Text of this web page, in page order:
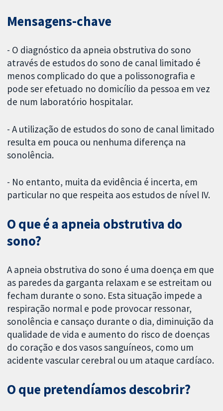
Mensagens-chave
- O diagnóstico da apneia obstrutiva do sono
através de estudos do sono de canal limitado é
menos complicado do que a polissonografia e
pode ser efetuado no domicílio da pessoa em vez
de num laboratório hospitalar.
- A utilização de estudos do sono de canal limitado
resulta em pouca ou nenhuma diferença na
sonolência.
- No entanto, muita da evidência é incerta, em
particular no que respeita aos estudos de nível IV.
O que é a apneia obstrutiva do
sono?
A apneia obstrutiva do sono é uma doença em que
as paredes da garganta relaxam e se estreitam ou
fecham durante o sono. Esta situação impede a
respiração normal e pode provocar ressonar,
sonolência e cansaço durante o dia, diminuição da
qualidade de vida e aumento do risco de doenças
do coração e dos vasos sanguíneos, como um
acidente vascular cerebral ou um ataque cardíaco.
O que pretendíamos descobrir?